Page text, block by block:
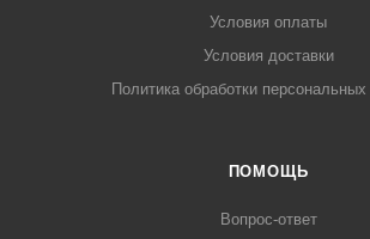
Условия оплаты
Условия доставки
Политика обработки
ПОМОЩЬ
Вопрос-ответ